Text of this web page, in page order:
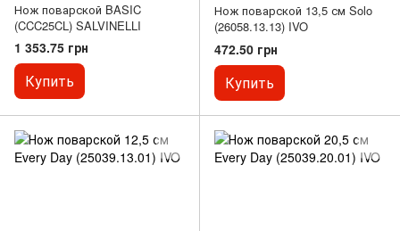
Нож поварской BASIC
(CCC25CL) SALVINELLI
1 353.75 грн
Купить
Нож поварской 13,5 см Solo
(26058.13.13) IVO
472.50 грн
Купить